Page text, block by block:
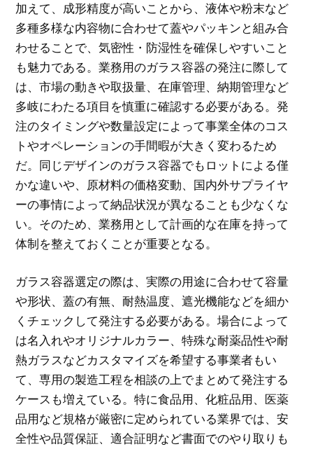
加えて、成形精度が高いことから、液体や粉末など
多種多様な内容物に合わせて蓋やパッキンと組み合
わせることで、気密性・防湿性を確保しやすいこと
も魅力である。業務用のガラス容器の発注に際して
は、市場の動きや取扱量、在庫管理、納期管理など
多岐にわたる項目を慎重に確認する必要がある。発
注のタイミングや数量設定によって事業全体のコス
トやオペレーションの手間暇が大きく変わるため
だ。同じデザインのガラス容器でもロットによる僅
かな違いや、原材料の価格変動、国内外サプライヤ
ーの事情によって納品状況が異なることも少なくな
い。そのため、業務用として計画的な在庫を持って
体制を整えておくことが重要となる。
ガラス容器選定の際は、実際の用途に合わせて容量
や形状、蓋の有無、耐熱温度、遮光機能などを細か
くチェックして発注する必要がある。場合によって
は名入れやオリジナルカラー、特殊な耐薬品性や耐
熱ガラスなどカスタマイズを希望する事業者もい
て、専用の製造工程を相談の上でまとめて発注する
ケースも増えている。特に食品用、化粧品用、医薬
品用など規格が厳密に定められている業界では、安
全性や品質保証、適合証明など書面でのやり取りも